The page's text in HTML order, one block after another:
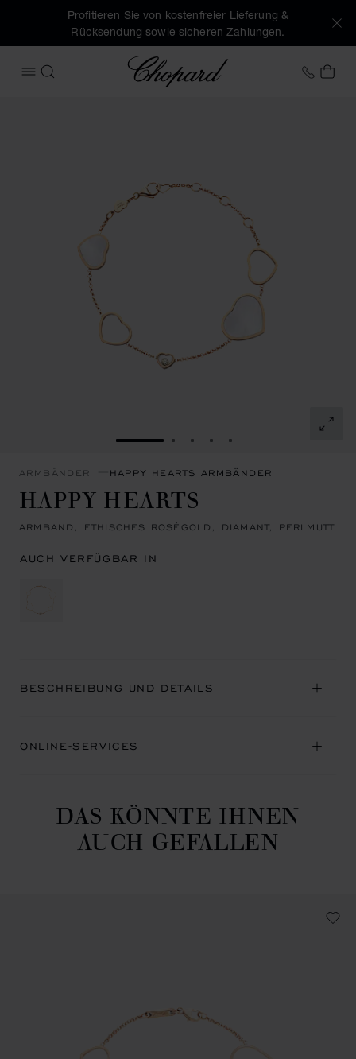
Profitieren Sie von kostenfreier Lieferung &
Rücksendung sowie sicheren Zahlungen.
MENÜ ÖFFNEN
SUCHEN
Chopard +43
ZUR FOLIE GEHEN 1
ZUR FOLIE GEHEN 2
ZUR FOLIE GEHEN 3
ZUR FOLIE GEHEN 4
ZUR FOLIE GEHEN
ARMBÄNDER HAPPY HEARTS ARMBÄNDER
HAPPY HEARTS
ARMBAND, ETHISCHES ROSÉGOLD, DIAMANT, PERLMUTT
AUCH VERFÜGBAR IN
BESCHREIBUNG UND DETAILS
ONLINE-SERVICES
DAS KÖNNTE IHNEN
AUCH GEFALLEN